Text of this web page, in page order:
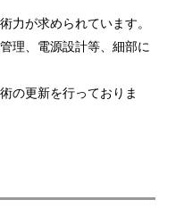
力が求められています。
理、電源設計等、細部に
の更新を行っておりま